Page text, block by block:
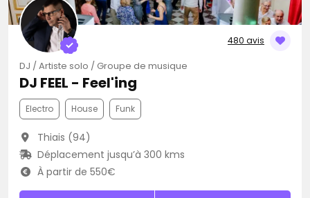
480 avis
DJ / Artiste solo / Groupe de musique
DJ FEEL - Feel'ing
Electro House Funk
Thiais (94)
Déplacement jusqu’à 300 kms
À partir de 550€